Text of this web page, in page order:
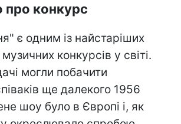
конкурс
є одним із найстаріших
музичних конкурсів у світі.
могли побачити
ще далекого 1956
шоу було в Європі і, як